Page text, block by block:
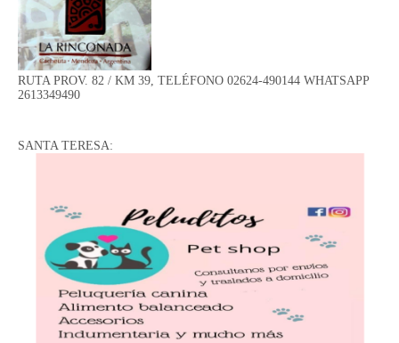
RUTA PROV. 82 / KM 39, TELÉFONO 02624-490144 WHATSAPP
2613349490
SANTA TERESA: